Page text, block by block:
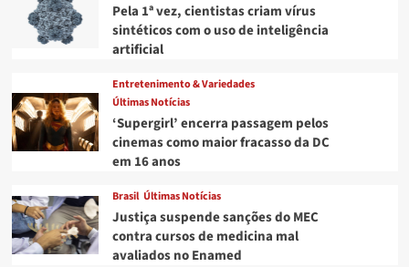
Pela 1ª vez, cientistas criam vírus
sintéticos com o uso de inteligência
artificial
Entretenimento & Variedades
Últimas Notícias
‘Supergirl’ encerra passagem pelos
cinemas como maior fracasso da DC
em 16 anos
Brasil Últimas Notícias
Justiça suspende sanções do MEC
contra cursos de medicina mal
avaliados no Enamed